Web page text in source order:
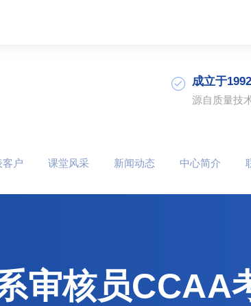
成立于
源自质量技
客户 课堂风采 新闻动态 中心简介
审核员CCAA